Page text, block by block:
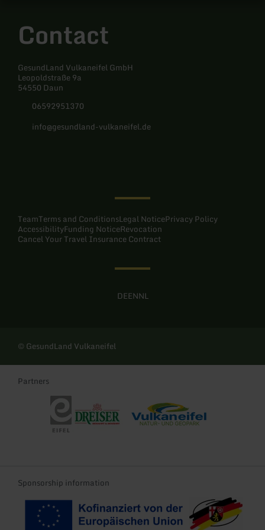
Contact
GesundLand Vulkaneifel GmbH
Leopoldstraße 9a
54550 Daun
06592951370
info@gesundland-vulkaneifel.de
TeamTerms and ConditionsLegal NoticePrivacy Policy
AccessibilityFunding NoticeRevocation
Cancel Your Travel Insurance Contract
DEENNL
© GesundLand Vulkaneifel
Partners
Eifel Tourismus
Sponsorship information
Kofinanziert durch die EU Landeswappen